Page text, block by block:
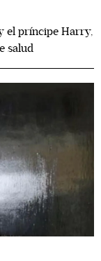
el príncipe Harry,
salud